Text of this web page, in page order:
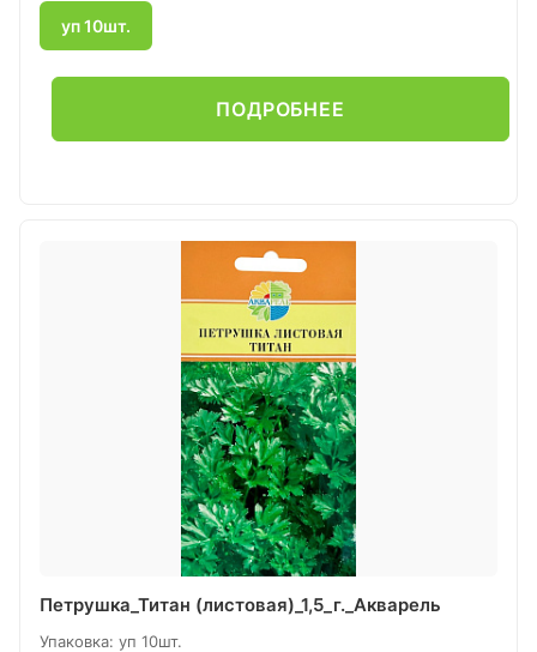
уп 10шт.
ПОДРОБНЕЕ
Петрушка_Титан (листовая)_1,5_г._Акварель
Упаковка: уп 10шт.